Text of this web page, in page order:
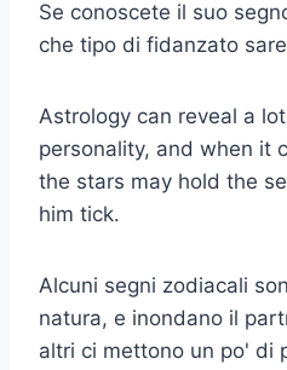
Se conoscete il suo
che tipo di fidanzato
Astrology can reveal a
personality, and when it
the stars may hold the
him tick.
Alcuni segni zodiacali
natura, e inondano il
altri ci mettono un po' di